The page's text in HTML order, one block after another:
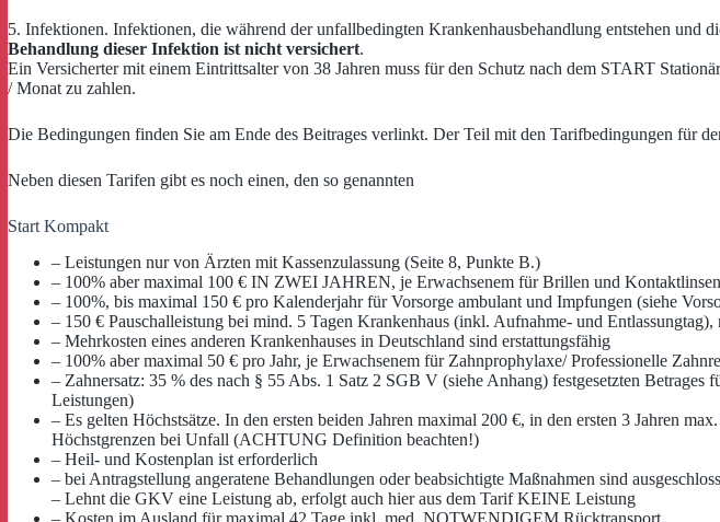
5. Infektionen. Infektionen, die während der unfallbedingten Krankenhausbehandlung entstehen und
Behandlung dieser Infektion ist nicht versichert.
Ein Versicherter mit einem Eintrittsalter von 38 Jahren muss für den Schutz nach dem START
/ Monat zu zahlen.
Die Bedingungen finden Sie am Ende des Beitrages verlinkt. Der Teil mit den Tarifbedingungen für
Neben diesen Tarifen gibt es noch einen, den so genannten
Start Kompakt
– Leistungen nur von Ärzten mit Kassenzulassung (Seite 8, Punkte B.)
– 100% aber maximal 100 € IN ZWEI JAHREN, je Erwachsenem für Brillen und Kontaktlinsen
– 100%, bis maximal 150 € pro Kalenderjahr für Vorsorge ambulant und Impfungen (siehe
– 150 € Pauschalleistung bei mind. 5 Tagen Krankenhaus (inkl. Aufnahme- und Entlassungtag),
– Mehrkosten eines anderen Krankenhauses in Deutschland sind erstattungsfähig
– 100% aber maximal 50 € pro Jahr, je Erwachsenem für Zahnprophylaxe/ Professionelle
– Zahnersatz: 35 % des nach § 55 Abs. 1 Satz 2 SGB V (siehe Anhang) festgesetzten Betrages
Leistungen)
– Es gelten Höchstsätze. In den ersten beiden Jahren maximal 200 €, in den ersten 3 Jahren
Höchstgrenzen bei Unfall (ACHTUNG Definition beachten!)
– Heil- und Kostenplan ist erforderlich
– bei Antragstellung angeratene Behandlungen oder beabsichtigte Maßnahmen sind
– Lehnt die GKV eine Leistung ab, erfolgt auch hier aus dem Tarif KEINE Leistung
– Kosten im Ausland für maximal 42 Tage inkl. med. NOTWENDIGEM Rücktransport